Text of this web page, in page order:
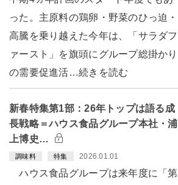
った。主原料の鶏卵・野菜のひっ迫・
高騰を乗り越えた今年は、「サラダフ
ァースト」を旗頭にグループ総掛かり
の需要促進活…続きを読む
新春特集第1部：26年トップは語る成
長戦略＝ハウス食品グループ本社・浦
上博史…
調味料 特集 2026.01.01
ハウス食品グループは来年度に「第